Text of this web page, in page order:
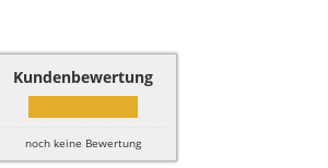
Kundenbewertung
noch keine Bewertung